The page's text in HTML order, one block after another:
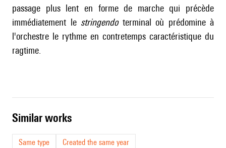
passage plus lent en forme de marche qui précède
immédiatement le stringendoterminal où prédomine à
l'orchestre le rythme en contretemps caractéristique du
ragtime.
similar works
Same type
Created the same year